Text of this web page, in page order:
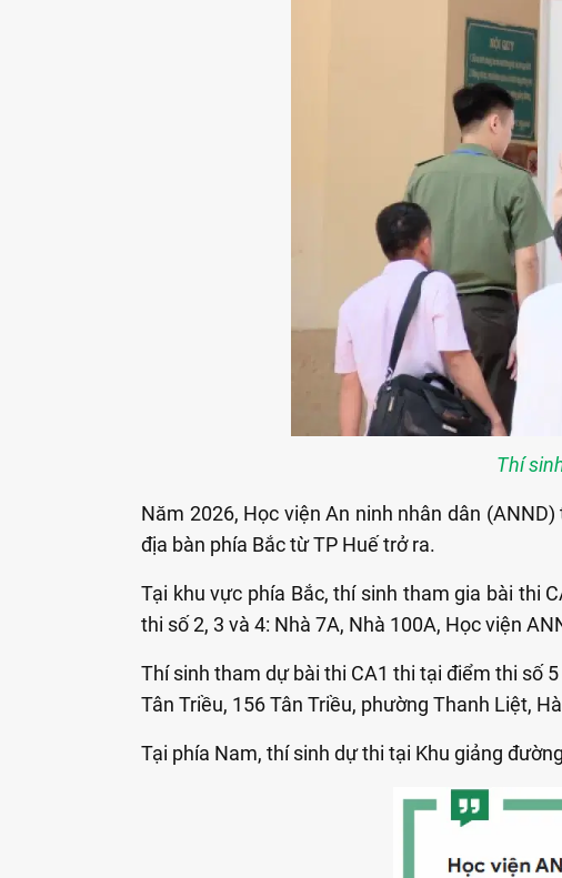
Thí
Năm 2026, Học viện An ninh nhân dân
địa bàn phía Bắc từ TP Huế trở ra.
Tại khu vực phía Bắc, thí sinh tham gia bài thi
thi số 2, 3 và 4: Nhà 7A, Nhà 100A, Học viện
Thí sinh tham dự bài thi CA1 thi tại điểm thi số
Tân Triều, 156 Tân Triều, phường Thanh Liệt,
Tại phía Nam, thí sinh dự thi tại Khu giảng